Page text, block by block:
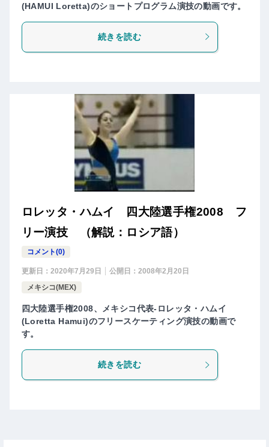
(HAMUI Loretta)のショートプログラム演技の動画です。
続きを読む
ロレッタ・ハムイ 四大陸選手権2008 フ
リー演技 （解説：ロシア語）
コメント(0)
更新日： 2020年7月29日 公開日： 2008年2月20日
メキシコ(MEX)
四大陸選手権2008、メキシコ代表-ロレッタ・ハムイ
(Loretta Hamui)のフリースケーティング演技の動画で
す。
続きを読む